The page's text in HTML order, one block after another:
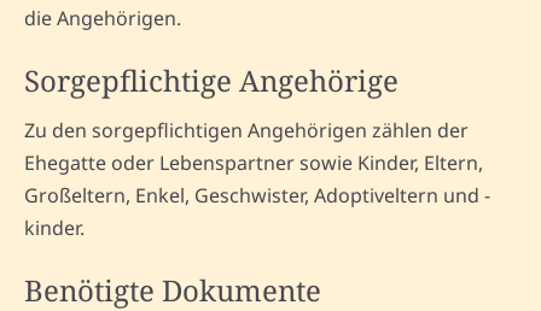
die Angehörigen.
Sorgepflichtige Angehörige
Zu den sorgepflichtigen Angehörigen zählen der
Ehegatte oder Lebenspartner sowie Kinder, Eltern,
Großeltern, Enkel, Geschwister, Adoptiveltern und -
kinder.
Benötigte Dokumente